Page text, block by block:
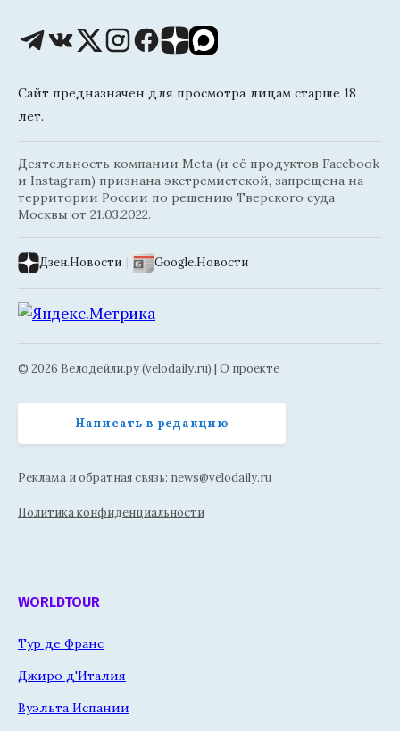
Сайт предназначен для просмотра лицам старше 18
лет.
Деятельность компании Meta (и её продуктов Facebook
и Instagram) признана экстремистской, запрещена на
территории России по решению Тверского суда
Москвы от 21.03.2022.
Дзен.Новости | Google.Новости
© 2026 Велодейли.ру (velodaily.ru) | О проекте
Написать в редакцию
Реклама и обратная связь: news@velodaily.ru
Политика конфиденциальности
WORLDTOUR
Тур де Франс
Джиро д'Италия
Вуэльта Испании